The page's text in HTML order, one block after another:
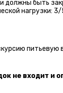
должны быть
нагрузки: 3/
питьевую
не входит и